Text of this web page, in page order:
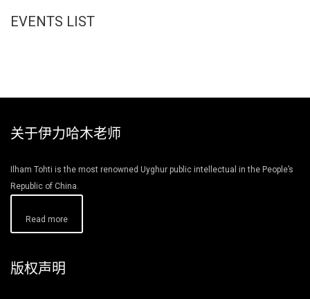
EVENTS LIST
关于伊力哈木老师
Ilham Tohti is the most renowned Uyghur public intellectual in the People’s
Republic of China.
Read more
版权声明